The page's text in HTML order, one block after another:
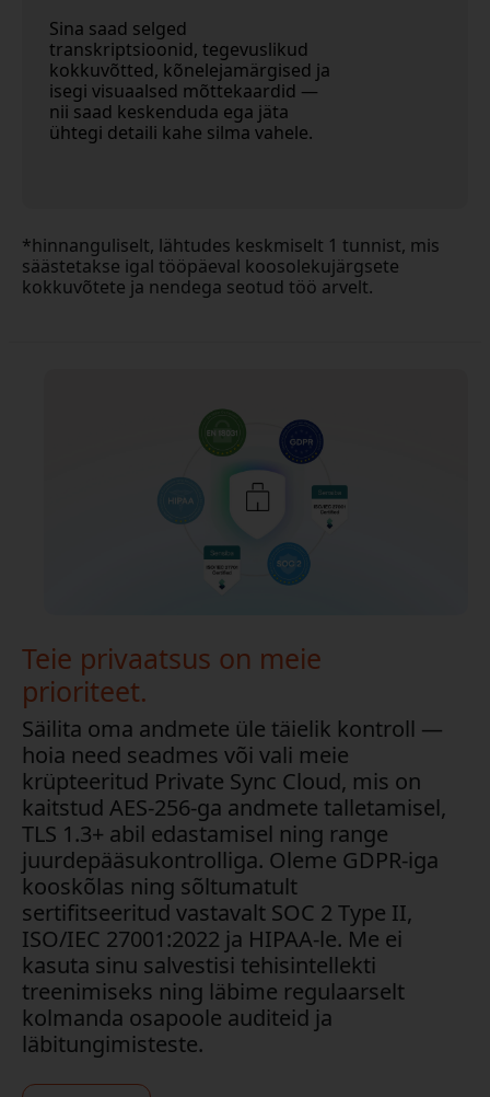
Sina saad selged
transkriptsioonid, tegevuslikud
kokkuvõtted, kõnelejamärgised ja
isegi visuaalsed mõttekaardid —
nii saad keskenduda ega jäta
ühtegi detaili kahe silma vahele.
*hinnanguliselt, lähtudes keskmiselt 1 tunnist, mis
säästetakse igal tööpäeval koosolekujärgsete
kokkuvõtete ja nendega seotud töö arvelt.
Teie privaatsus on meie
prioriteet.
Säilita oma andmete üle täielik kontroll —
hoia need seadmes või vali meie
krüpteeritud Private Sync Cloud, mis on
kaitstud AES-256-ga andmete talletamisel,
TLS 1.3+ abil edastamisel ning range
juurdepääsukontrolliga. Oleme GDPR-iga
kooskõlas ning sõltumatult
sertifitseeritud vastavalt SOC 2 Type II,
ISO/IEC 27001:2022 ja HIPAA-le. Me ei
kasuta sinu salvestisi tehisintellekti
treenimiseks ning läbime regulaarselt
kolmanda osapoole auditeid ja
läbitungimisteste.